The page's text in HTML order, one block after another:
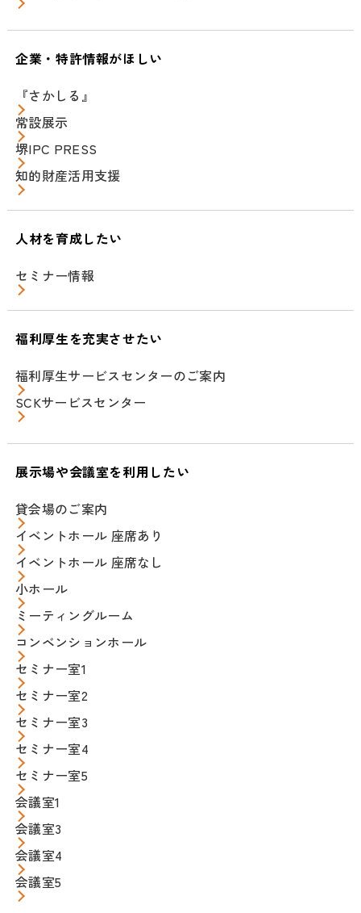
企業・特許情報がほしい
『さかしる』
常設展示
堺IPC PRESS
知的財産活用支援
人材を育成したい
セミナー情報
福利厚生を充実させたい
福利厚生サービスセンターのご案内
SCKサービスセンター
展示場や会議室を利用したい
貸会場のご案内
イベントホール 座席あり
イベントホール 座席なし
小ホール
ミーティングルーム
コンベンションホール
セミナー室1
セミナー室2
セミナー室3
セミナー室4
セミナー室5
会議室1
会議室3
会議室4
会議室5